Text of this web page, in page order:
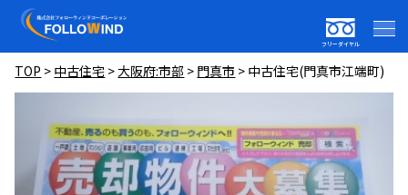
フリーダイヤル
TOP > 中古住宅 >大阪府:市部 > 門真市 > 中古住宅(門真市江端町)